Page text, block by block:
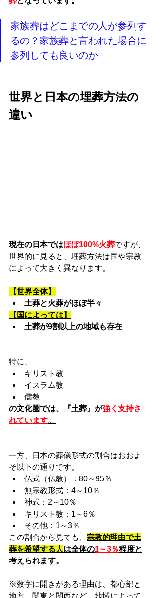
家族葬はどこまでの人が参列す
るの？家族葬と言われた場合に
参列しても良いのか
世界と日本の埋葬方法の
違い
現在の日本ではほぼ100%火葬ですが、
世界的に見ると、埋葬方法は国や宗教
によって大きく異なります。
【世界全体】
土葬と火葬がほぼ半々
【国によっては】
土葬が9割以上の地域も存在
特に、
キリスト教
イスラム教
儒教
の文化圏では、『土葬』が強く支持さ
れています。
一方、日本の葬儀形式の割合はおおよ
そ以下の通りです。
仏式（仏教）：80～95％
無宗教形式：4～10％
神式：2～10％
キリスト教：1～6％
その他：1～3％
この割合から見ても、 宗教的理由で土
葬を希望する人は全体の1～3％程度と
考えられます。
※数字に開きがある理由は、都心部と
地方、関東と関西など、地域によって